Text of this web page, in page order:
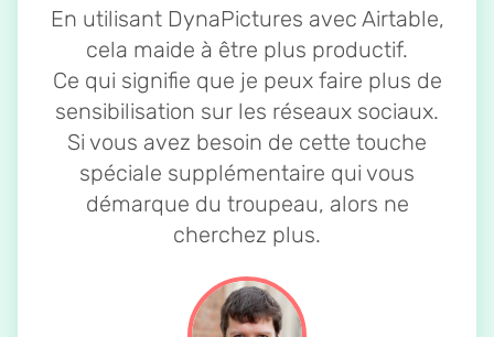
En utilisant DynaPictures avec Airtable,
cela maide à être plus productif.
Ce qui signifie que je peux faire plus de
sensibilisation sur les réseaux sociaux.
Si vous avez besoin de cette touche
spéciale supplémentaire qui vous
démarque du troupeau, alors ne
cherchez plus.